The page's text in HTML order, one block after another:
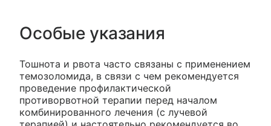
Особые указания
Тошнота и рвота часто связаны с применением
темозоломида, в связи с чем рекомендуется
проведение профилактической
противорвотной терапии перед началом
комбинированного лечения (с лучевой